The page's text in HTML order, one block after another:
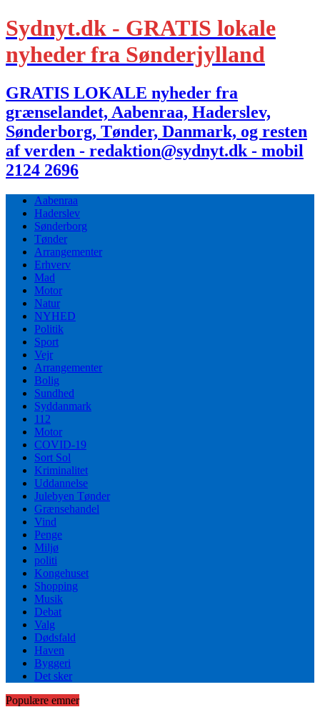
Sydnyt.dk - GRATIS lokale
nyheder fra Sønderjylland
GRATIS LOKALE nyheder fra
grænselandet, Aabenraa, Haderslev,
Sønderborg, Tønder, Danmark, og resten
af verden - redaktion@sydnyt.dk - mobil
2124 2696
Aabenraa
Haderslev
Sønderborg
Tønder
Arrangementer
Erhverv
Mad
Motor
Natur
NYHED
Politik
Sport
Vejr
Arrangementer
Bolig
Sundhed
Syddanmark
112
Motor
COVID-19
Sort Sol
Kriminalitet
Uddannelse
Julebyen Tønder
Grænsehandel
Vind
Penge
Miljø
politi
Kongehuset
Shopping
Musik
Debat
Valg
Dødsfald
Haven
Byggeri
Det sker
Populære emner